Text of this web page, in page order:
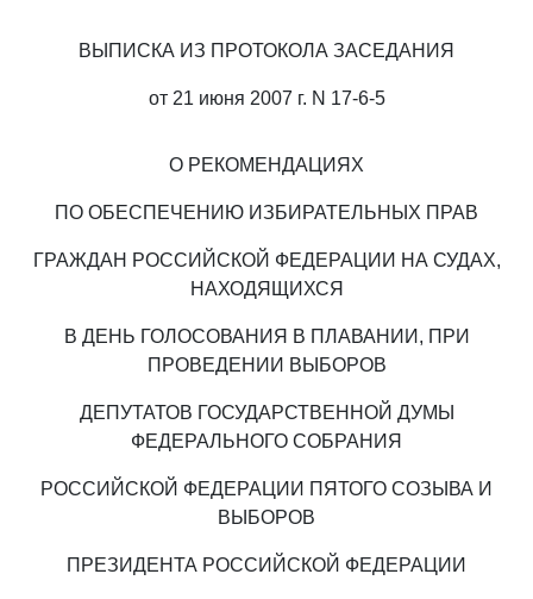
ВЫПИСКА ИЗ ПРОТОКОЛА ЗАСЕДАНИЯ
от 21 июня 2007 г. N 17-6-5
О РЕКОМЕНДАЦИЯХ
ПО ОБЕСПЕЧЕНИЮ ИЗБИРАТЕЛЬНЫХ ПРАВ
ГРАЖДАН РОССИЙСКОЙ ФЕДЕРАЦИИ НА СУДАХ,
НАХОДЯЩИХСЯ
В ДЕНЬ ГОЛОСОВАНИЯ В ПЛАВАНИИ, ПРИ
ПРОВЕДЕНИИ ВЫБОРОВ
ДЕПУТАТОВ ГОСУДАРСТВЕННОЙ ДУМЫ
ФЕДЕРАЛЬНОГО СОБРАНИЯ
РОССИЙСКОЙ ФЕДЕРАЦИИ ПЯТОГО СОЗЫВА И
ВЫБОРОВ
ПРЕЗИДЕНТА РОССИЙСКОЙ ФЕДЕРАЦИИ